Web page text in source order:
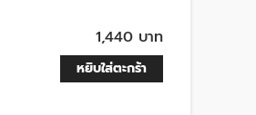
1,440 บาท
หยิบใส่ตะกร้า